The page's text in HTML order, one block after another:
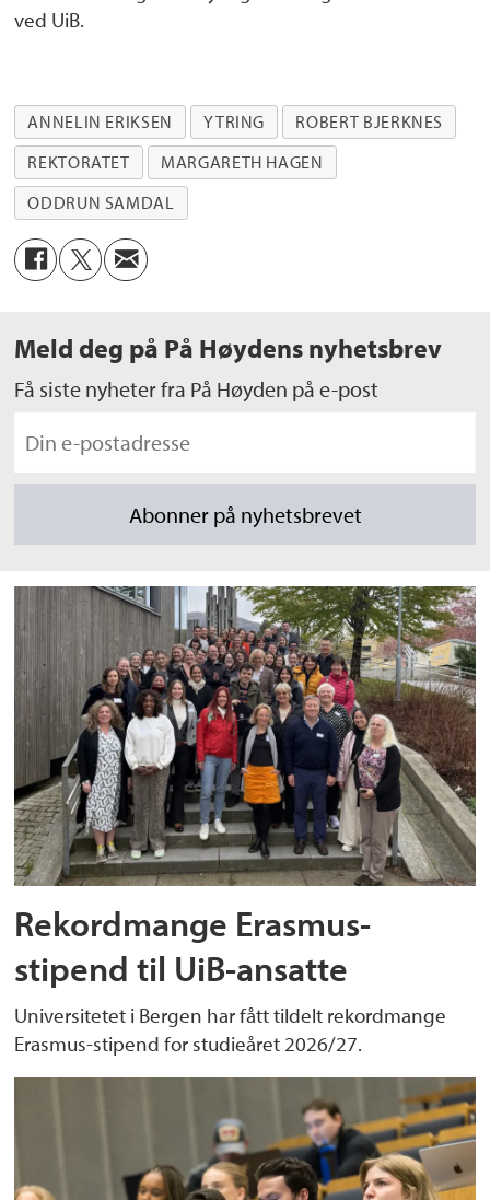
ved UiB.
ANNELIN ERIKSEN YTRING
ROBERT BJERKNES
REKTORATET
MARGARETH HAGEN
ODDRUN SAMDAL
Meld deg på På Høydens nyhetsbrev
Få siste nyheter fra På Høyden på e-post
Rekordmange Erasmus-
stipend til UiB-ansatte
Universitetet i Bergen har fått tildelt rekordmange
Erasmus-stipend for studieåret 2026/27.